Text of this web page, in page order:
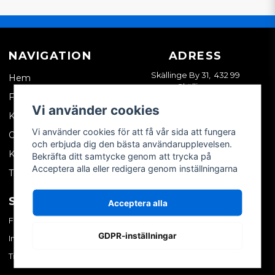
NAVIGATION
Hem
Företagskund
Kontakta oss
Om oss
Köpvillkor
Tips & trix
ADRESS
Skällinge By 31, 432 99
Skällinge
SOCIALA MEDIER
Facebook
Instagram
TikTok
MITT KONTO
Skapa konto
Vi använder cookies
Vi använder cookies för att få vår sida att fungera
och erbjuda dig den bästa användarupplevelsen.
Bekräfta ditt samtycke genom att trycka på
Acceptera alla eller redigera genom inställningarna
Acceptera alla
GDPR-inställningar